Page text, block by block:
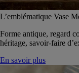
L’emblématique Vase
Forme antique, regard
héritage, savoir-faire
En savoir plus